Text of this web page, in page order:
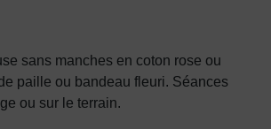
sans manches en coton rose ou
paille ou bandeau fleuri. Séances
ou sur le terrain.